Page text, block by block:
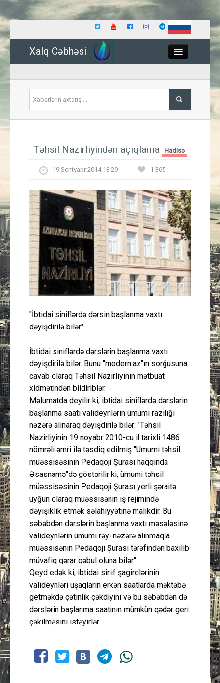
Xalq Cəbhəsi
İqtisadiyyat
Hadisə
Güney Azərbaycan
Mədəniyyət
Müsahibə
Peşə etikası
Əlaqə
Təhsil Nazirliyindən açıqlama Hadisə
19 Sentyabr 2014 13:29 1 365
"İbtidai siniflərdə dərsin başlanma vaxtı
dəyişdirilə bilər"
İbtidai siniflərdə dərslərin başlanma vaxtı
dəyişdirilə bilər. Bunu "modern.az"ın sorğusuna
cavab olaraq Təhsil Nazirliyinin mətbuat
xidmətindən bildiriblər.
Məlumatda deyilir ki, ibtidai siniflərdə dərslərin
başlanma saatı valideynlərin ümumi razılığı
nəzərə alınaraq dəyişdirilə bilər: "Təhsil
Nazirliyinin 19 noyabr 2010-cu il tarixli 1486
nömrəli əmri ilə təsdiq edilmiş "Ümumi təhsil
müəssisəsinin Pedaqoji Şurası haqqında
Əsasnamə"də göstərilir ki, ümumi təhsil
müəssisəsinin Pedaqoji Şurası yerli şəraitə
uyğun olaraq müəssisənin iş rejimində
dəyişiklik etmək səlahiyyətinə malikdir. Bu
səbəbdən dərslərin başlanma vaxtı məsələsinə
valideynlərin ümumi rəyi nəzərə alınmaqla
müəssisənin Pedaqoji Şurası tərəfindən baxılıb
müvafiq qərar qəbul oluna bilər".
Qeyd edək ki, ibtidai sinif şagirdlərinin
valideynləri uşaqların erkən saatlarda məktəbə
getməkdə çətinlik çəkdiyini və bu səbəbdən də
dərslərin başlanma saatının mümkün qədər geri
çəkilməsini istəyirlər.